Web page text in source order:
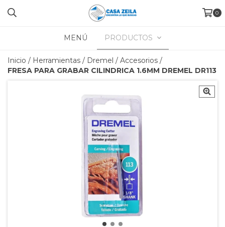
0
MENÚ PRODUCTOS
Inicio / Herramientas / Dremel / Accesorios /
FRESA PARA GRABAR CILINDRICA 1.6MM DREMEL DR113